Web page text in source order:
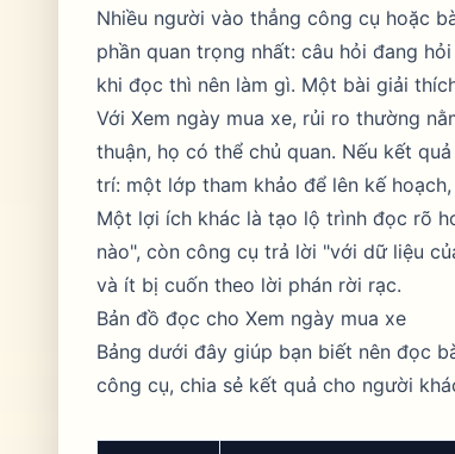
Nhiều người vào thẳng công cụ hoặc
phần quan trọng nhất: câu hỏi đang
khi đọc thì nên làm gì. Một bài giải
Với Xem ngày mua xe, rủi ro thường
thuận, họ có thể chủ quan. Nếu kết
trí: một lớp tham khảo để lên kế
Một lợi ích khác là tạo lộ trình đọc rõ
nào", còn công cụ trả lời "với dữ liệu
và ít bị cuốn theo lời phán rời rạc.
Bản đồ đọc cho Xem ngày mua xe
Bảng dưới đây giúp bạn biết nên đọc
công cụ, chia sẻ kết quả cho người